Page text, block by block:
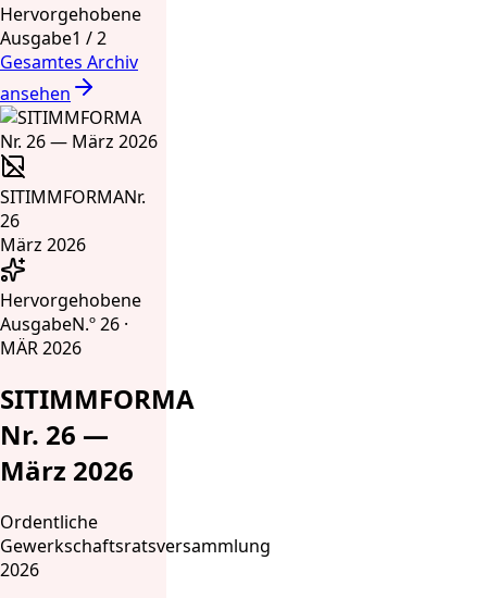
Hervorgehobene
Ausgabe1 /2
Gesamtes Archiv
ansehen
SITIMMFORMANr.
26
März 2026
Hervorgehobene
AusgabeN.º 26 ·
MÄR 2026
SITIMMFORMA
Nr. 26 —
März 2026
Ordentliche
Gewerkschaftsratsversammlung
2026